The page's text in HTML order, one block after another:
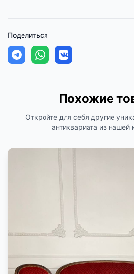
Поделиться
Похожие
Откройте для себя другие
антиквариата из нашей